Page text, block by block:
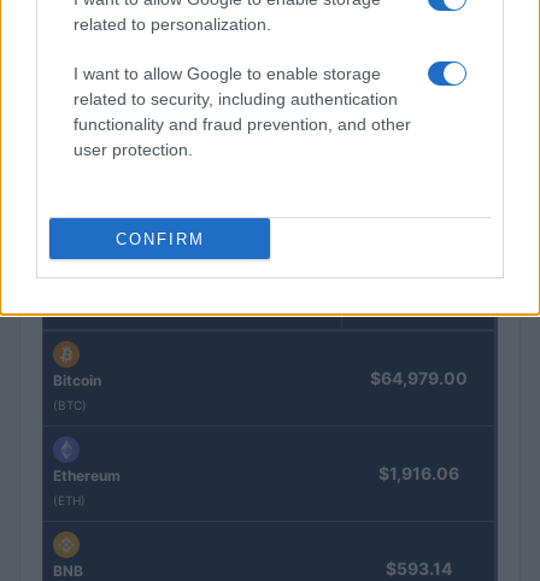
related to personalization.
I want to allow Google to enable storage
related to security, including authentication
functionality and fraud prevention, and other
user protection.
CONFIRM
Edgar Gilberto Fabris Contreras capturado por fraude de 621
mil dólares en inversiones digitales
Diego Martín · 7 Ago 2026
COTIZACIONES CRYPTO
Bitcoin
(BTC)
$64,979.00
Ethereum
(ETH)
$1,916.06
BNB $593.14